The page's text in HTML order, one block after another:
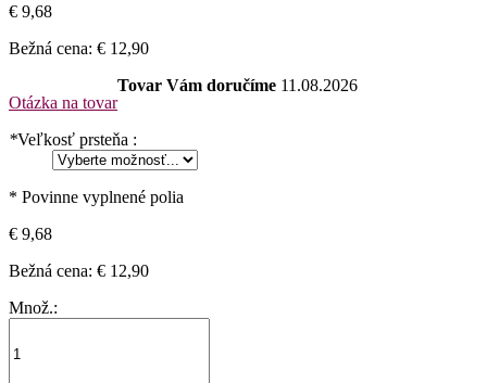
€ 9,68
Bežná cena: € 12,90
Otázka na tovar
Tovar Vám doručíme 11.08.2026
*Veľkosť prsteňa :
* Povinne vyplnené polia
€ 9,68
Bežná cena: € 12,90
Množ.: